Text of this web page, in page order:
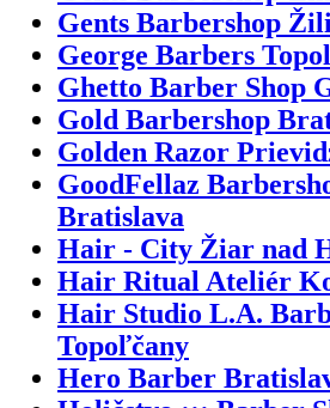
Gents Barbershop
George Barbers
Ghetto Barber Shop
Gold Barbershop
Golden Razor
GoodFellaz
Bratislava
Hair - City Žiar nad
Hair Ritual Ateliér
Hair Studio L.A.
Topoľčany
Hero Barber